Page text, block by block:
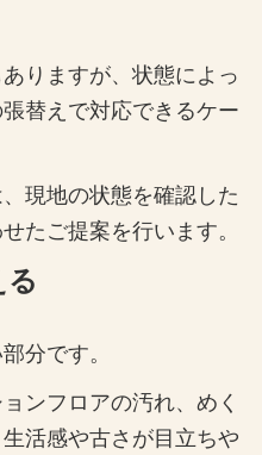
りますが、状態によっ
替えで対応できるケー
現地の状態を確認した
たご提案を行います。
分です。
ンフロアの汚れ、めく
活感や古さが目立ちや